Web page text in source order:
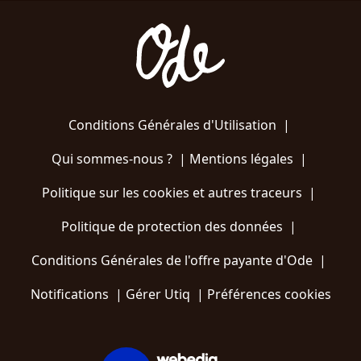
Conditions Générales d'Utilisation |
Qui sommes-nous ?| Mentions légales |
Politique sur les cookies et autres traceurs |
Politique de protection des données |
Conditions Générales de l'offre payante d'Ode |
Notifications | Gérer Utiq | Préférences cookies